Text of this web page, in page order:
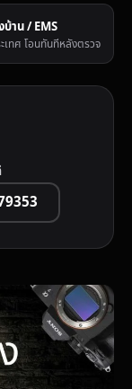
าน / EMS
เทศ โอนทันทีหลังตรวจ